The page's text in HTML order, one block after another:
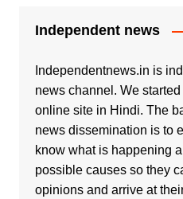
Independent news
Independentnews.in is
news channel. We
online site in Hindi. The
news dissemination is to
know what is happening
possible causes so they
opinions and arrive at